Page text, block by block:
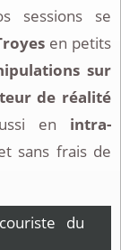
sessions se
en petits
sur
de réalité
en intra-
sans frais de
du